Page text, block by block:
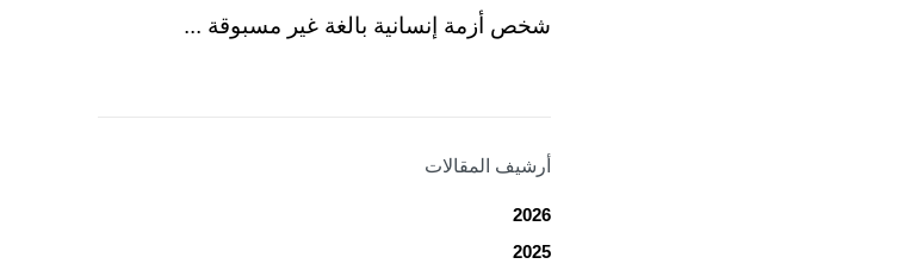
شخص أزمة إنسانية بالغة غير مسبوقة ...
أرشيف المقالات
2026
2025